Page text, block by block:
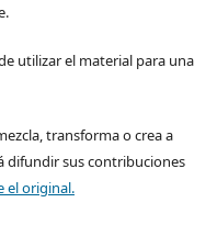
utilizar el material para una
transforma o crea a
difundir sus contribuciones
el original.